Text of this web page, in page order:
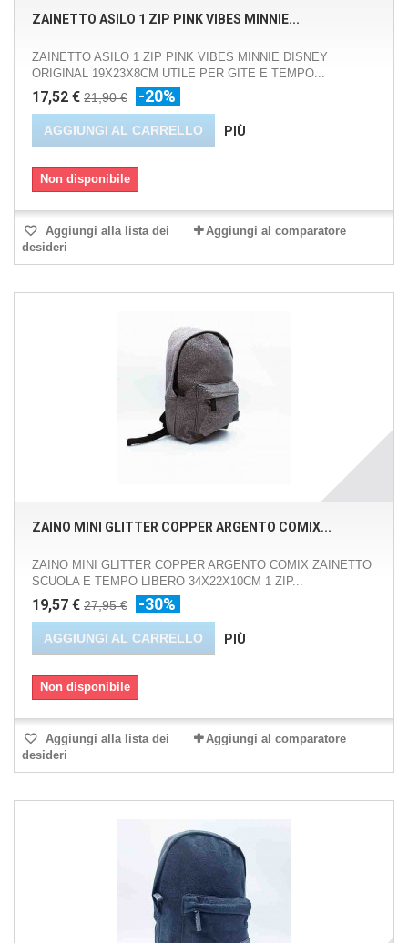
ZAINETTO ASILO 1 ZIP PINK VIBES MINNIE...
ZAINETTO ASILO 1 ZIP PINK VIBES MINNIE DISNEY
ORIGINAL 19X23X8CM UTILE PER GITE E TEMPO...
17,52 € 21,90 € -20%
AGGIUNGI AL CARRELLO PIÙ
Non disponibile
Aggiungi alla lista dei
desideri
Aggiungi al comparatore
ZAINO MINI GLITTER COPPER ARGENTO COMIX...
ZAINO MINI GLITTER COPPER ARGENTO COMIX ZAINETTO
SCUOLA E TEMPO LIBERO 34X22X10CM 1 ZIP...
19,57 € 27,95 € -30%
AGGIUNGI AL CARRELLO PIÙ
Non disponibile
Aggiungi alla lista dei
desideri
Aggiungi al comparatore